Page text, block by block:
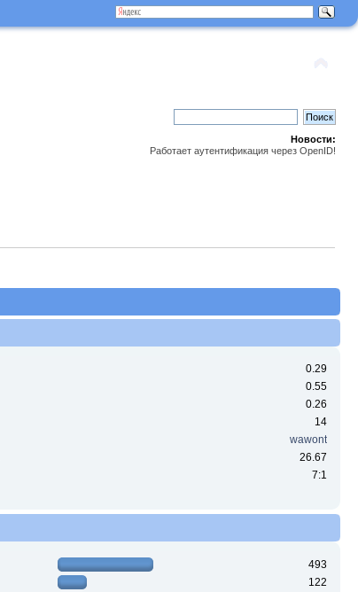
Новости:
Работает аутентификация через OpenID!
0.29
0.55
0.26
14
wawont
26.67
7:1
493
122